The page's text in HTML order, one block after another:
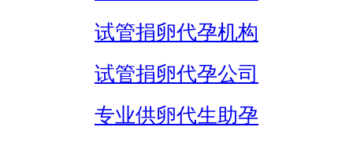
试管捐卵代孕机构
试管捐卵代孕公司
专业供卵代生助孕